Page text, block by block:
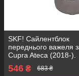
SKF! Сайлентблок
переднього важеля
Cupra Ateca (2018-).
Нижній. Німеччина!
, FE38403 ,
546 ₴ 683 ₴